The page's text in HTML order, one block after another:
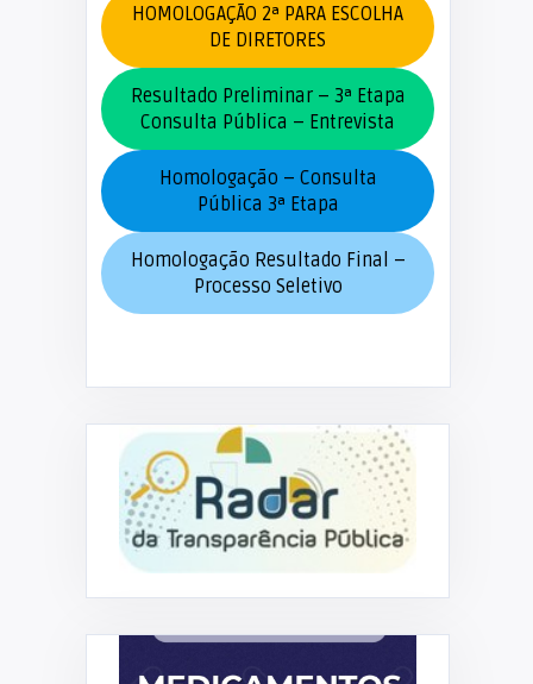
HOMOLOGAÇÃO 2ª PARA ESCOLHA
DE DIRETORES
Resultado Preliminar – 3ª Etapa
Consulta Pública – Entrevista
Homologação – Consulta
Pública 3ª Etapa
Homologação Resultado Final –
Processo Seletivo